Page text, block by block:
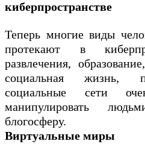
киберпространстве
Теперь многие виды
протекают в
развлечения,
социальная жизнь,
социальные сети
манипулировать
блогосферу.
Виртуальные миры